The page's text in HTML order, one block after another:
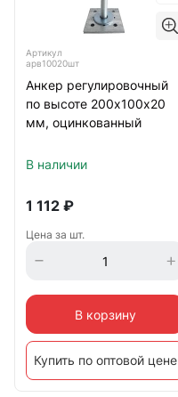
Артикул
арв10020шт
Анкер регулировочный
по высоте 200х100х20
мм, оцинкованный
В наличии
1 112 ₽
Цена за шт.
В корзину
Купить по оптовой цене